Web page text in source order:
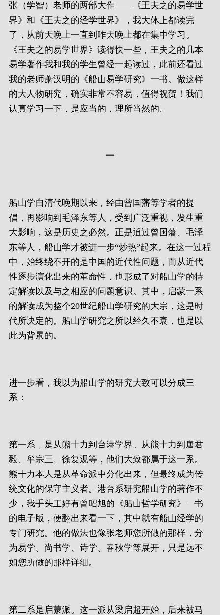
张（学智）老师的两部大作——《王夫之的易学世
界》和《王夫之的经学世界》，我大体上都读完
了，从前天晚上一直到昨天晚上都在集中学习。
《王夫之的易学世界》读得快一些，王夫之的几本
易学著作我和我的学生曾经一起读过，此前还看过
我的老师萧汉明的《船山易学研究》一书。做这样
的大人物研究，确实非常不容易，值得祝贺！我们
认真学习一下，是应当的，理所当然的。
一
船山学自清代晚期以来，经由曾国藩等学者的提
倡，再影响到毛泽东等人，受到广泛重视，发生重
大影响，这是历史之必然。正是通过曾国藩、毛泽
东等人，船山学才被进一步“炒热”起来。在这一过程
中，始终绕不开的是中国的近代性问题，而从近代
性逐步演化出来的革命性，也形成了对船山学的特
定解读以及与之相应的问题意识。其中，启蒙一系
的解读成为整个20世纪船山学研究的大宗，这是时
代所决定的。船山学研究之所以经久不衰，也是以
此为背景的。
进一步看，我以为船山学的研究大致可以分成三
系：
第一系，是从熊十力到台港学界。从熊十力到唐君
毅、牟宗三、徐复观等，他们大致都属于这一系。
熊十力本人是从革命派中分化出来，但最终成为传
统文化的保守主义者。港台系研究船山学的著作不
少，我手头正好有曾昭旭的《船山哲学研究》一书
的电子版，便翻出来看一下，其中就有船山经学的
专门研究。他的做法也像张老师您所做的那样，分
为易学、尚书学、诗学、春秋学等展开，只是远不
如您所做的那样详细。
第二系是启蒙派。这一派从梁启超开始，后来被马